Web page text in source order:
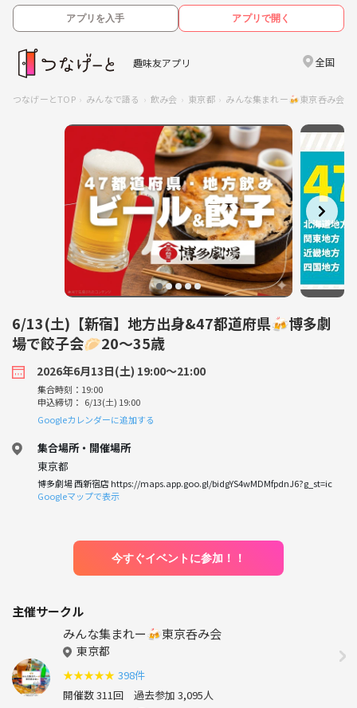
アプリを入手 アプリで開く
趣味友アプリ 全国
つなげーとTOP みんなで語る 飲み会 東京都 みんな集まれー🍻東京呑み会
6/13(土)【新宿】地方出身&47都道府県🍻博多劇
場で餃子会🥟20〜35歳
2026年6月13日(土) 19:00〜21:00
集合時刻：19:00
申込締切： 6/13(土) 19:00
Googleカレンダーに追加する
集合場所・開催場所
東京都
博多劇場 西新宿店 https://maps.app.goo.gl/bidgYS4wMDMfpdnJ6?g_st=ic
Googleマップで表示
今すぐイベントに参加！！
主催サークル
みんな集まれー🍻東京呑み会
東京都
★★★★★ 398件
開催数 311回 過去参加 3,095人